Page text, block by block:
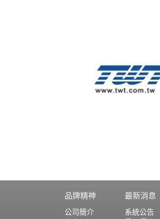
品牌精神
公司簡介
最新消息
系統公告